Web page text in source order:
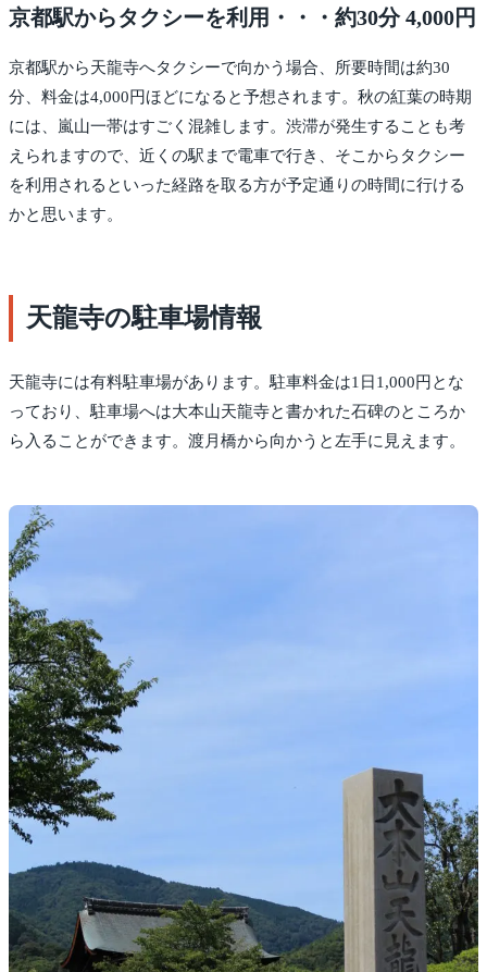
京都駅からタクシーを利用・・・約30分 4,000円
京都駅から天龍寺へタクシーで向かう場合、所要時間は約30
分、料金は4,000円ほどになると予想されます。秋の紅葉の時期
には、嵐山一帯はすごく混雑します。渋滞が発生することも考
えられますので、近くの駅まで電車で行き、そこからタクシー
を利用されるといった経路を取る方が予定通りの時間に行ける
かと思います。
天龍寺の駐車場情報
天龍寺には有料駐車場があります。駐車料金は1日1,000円とな
っており、駐車場へは大本山天龍寺と書かれた石碑のところか
ら入ることができます。渡月橋から向かうと左手に見えます。